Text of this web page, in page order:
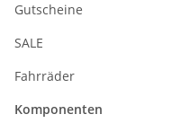
Gutscheine
SALE
Fahrräder
Komponenten